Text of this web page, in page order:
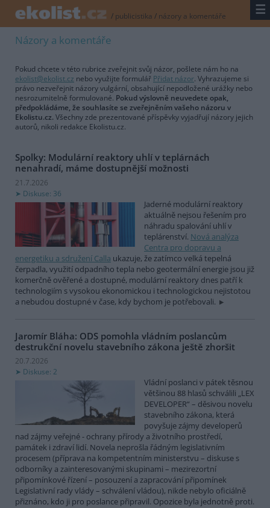
/ publicistika / názory a komentáře ☰
Názory a komentáře
Pokud chcete v této rubrice zveřejnit svůj názor, pošlete nám ho na
ekolist@ekolist.cz nebo využijte formulář Přidat názor. Vyhrazujeme si
právo nezveřejnit názory vulgární, obsahující nepodložené urážky nebo
nesrozumitelně formulované. Pokud výslovně neuvedete opak,
předpokládáme, že souhlasíte se zveřejněním vašeho názoru v
Ekolistu.cz. Všechny zde prezentované příspěvky vyjadřují názory jejich
autorů, nikoli redakce Ekolistu.cz.
Spolky: Modulární reaktory uhlí v teplárnách
nenahradí, máme dostupnější možnosti
21.7.2026
Diskuse: 36
Jaderné modulární reaktory
aktuálně nejsou řešením pro
náhradu spalování uhlí v
teplárenství. Nová analýza
Centra pro dopravu a
energetiku a sdružení Calla ukazuje, že zatímco velká tepelná
čerpadla, využití odpadního tepla nebo geotermální energie jsou již
komerčně ověřené a dostupné, modulární reaktory dnes patří k
technologiím s vysokou ekonomickou i technologickou nejistotou
a nebudou dostupné v čase, kdy bychom je potřebovali.
Jaromír Bláha: ODS pomohla vládním poslancům
destrukční novelu stavebního zákona ještě zhoršit
20.7.2026
Diskuse: 2
Vládní poslanci v pátek těsnou
většinou 88 hlasů schválili „LEX
DEVELOPER“ – děsivou novelu
stavebního zákona, která
povyšuje zájmy developerů
nad zájmy veřejné - ochrany přírody a životního prostředí,
památek i zdraví lidí. Novela neprošla řádným legislativním
procesem (příprava na kompetentním ministerstvu – diskuse s
odborníky a zainteresovanými skupinami – mezirezortní
připomínkové řízení – posouzení a zapracování připomínek
Legislativní rady vlády – schválení vládou), nikde nebylo oficiálně
přiznáno, kdo ji pro poslance připravil. Opozice byla jednotně proti.